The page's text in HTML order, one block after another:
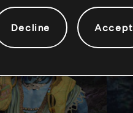
Decline Accept